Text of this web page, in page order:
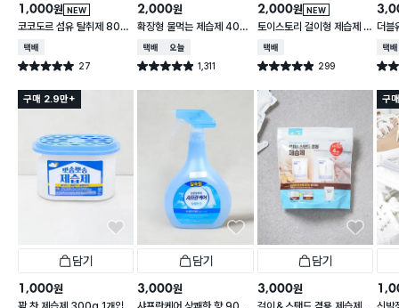
NEW
1,000원
코코도르 섬유 탈취제 80
ml 호텔우드 향
택배배송
별점 5.0점 27
건 작성
2,000원
확장형 물먹는 제습제 400
g
택배배송오늘배송
별점 4.9점 1,311
건 작성
NEW
2,000원
토이스토리 걸이형 제습제 4
00 g
택배배송
별점 4.9점 299
건 작성
더블
택배
별점
구매 2.9만+
담기
1,000원
담기
3,000원
담기
3,000원
구